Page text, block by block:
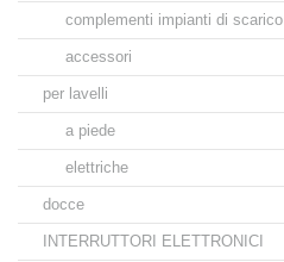
complementi impianti di scarico
accessori
per lavelli
a piede
elettriche
docce
INTERRUTTORI ELETTRONICI